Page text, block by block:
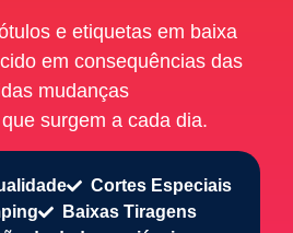
e etiquetas em baixa
em consequências das
mudanças
surgem a cada dia.
Cortes Especiais
Baixas Tiragens